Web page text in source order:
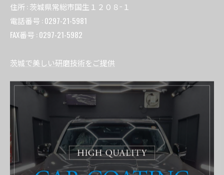
住所 : 茨城県常総市国生１２０８−１
電話番号 : 0297-21-5981
FAX番号 : 0297-21-5982
茨城で美しい研磨技術をご提供
茨城でガラスコーティングに対応
----------------------------------------------------------------------
研磨 ガラスコーティング ボディ磨き・コーティング
ボディカラー 白 TOYOTA 施工事例